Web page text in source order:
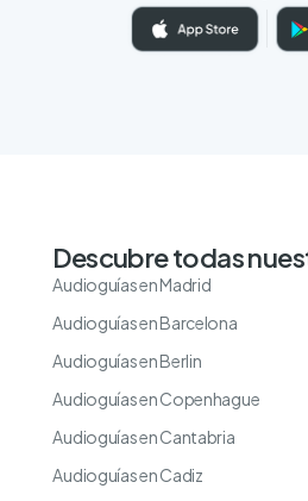
Descubre todas
Audioguías en Madrid
Audioguías en Barcelona
Audioguías en Berlin
Audioguías en Copenhague
Audioguías en Cantabria
Audioguías en Cadiz